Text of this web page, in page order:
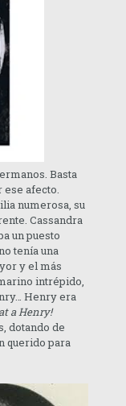
Basta
ese afecto.
numerosa, su
Cassandra
un puesto
tenía una
y el más
intrépido,
Henry era
a Henry!
dotando de
querido para